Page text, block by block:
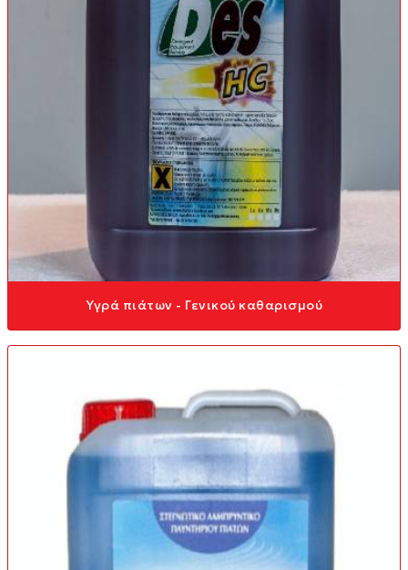
Υγρά πιάτων - Γενικού καθαρισμού